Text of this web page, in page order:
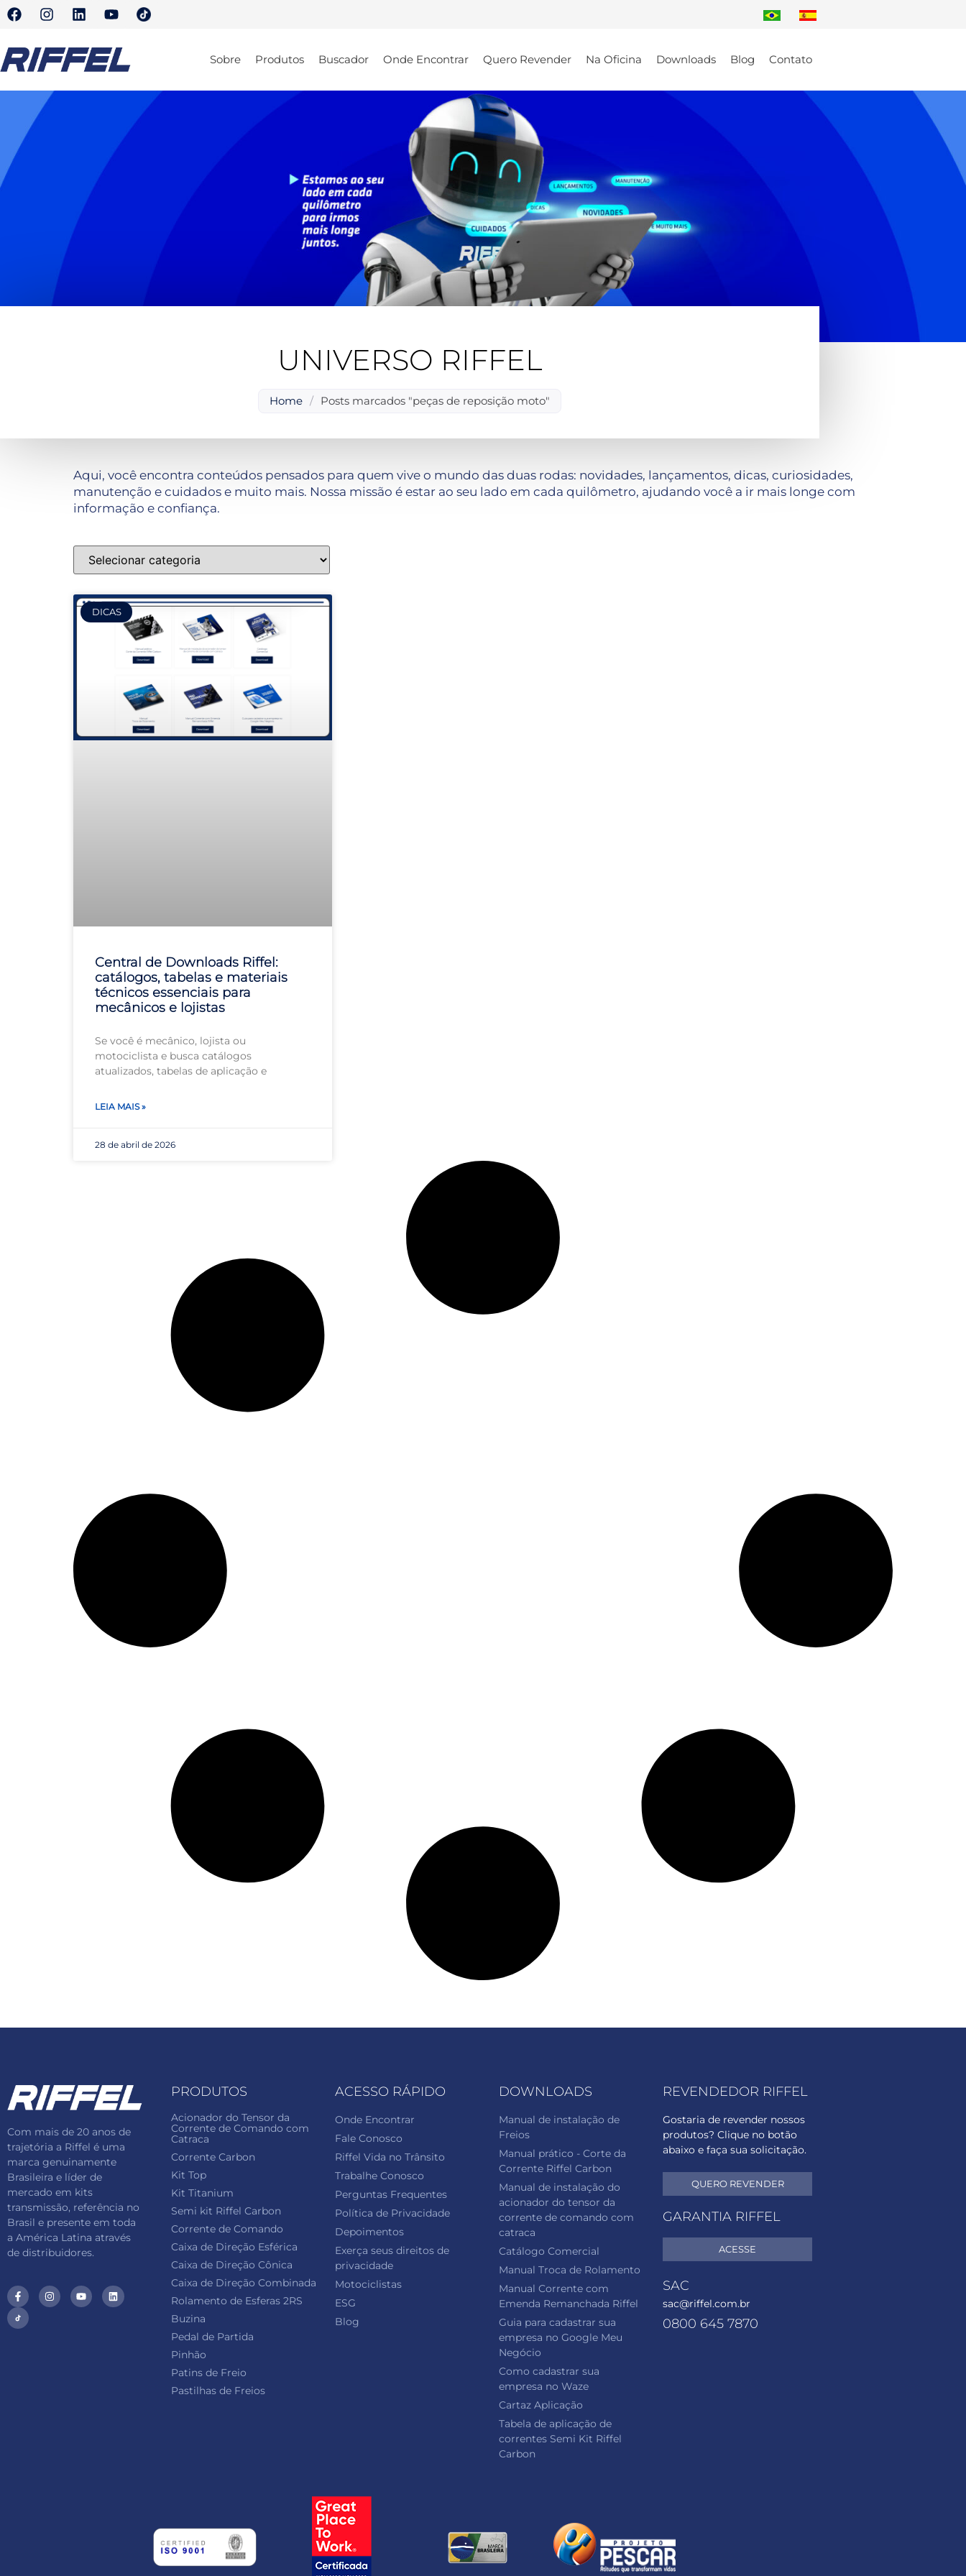
Sobre Produtos Buscador Onde Encontrar Quero Revender Na Oficina Downloads Blog Contato
UNIVERSO RIFFEL
Home / Posts marcados "peças de reposição moto"
Aqui, você encontra conteúdos pensados para quem vive o mundo das duas rodas: novidades, lançamentos, dicas, curiosidades,
manutenção e cuidados e muito mais. Nossa missão é estar ao seu lado em cada quilômetro, ajudando você a ir mais longe com
informação e confiança.
DICAS
Central de Downloads Riffel:
catálogos, tabelas e materiais
técnicos essenciais para
mecânicos e lojistas
Se você é mecânico, lojista ou
motociclista e busca catálogos
atualizados, tabelas de aplicação e
LEIA MAIS »
28 de abril de 2026
Com mais de 20 anos de
trajetória a Riffel é uma
marca genuinamente
Brasileira e líder de
mercado em kits
transmissão, referência no
Brasil e presente em toda
a América Latina através
de distribuidores.
PRODUTOS
Acionador do Tensor da
Corrente de Comando com
Catraca
Corrente Carbon
Kit Top
Kit Titanium
Semi kit Riffel Carbon
Corrente de Comando
Caixa de Direção Esférica
Caixa de Direção Cônica
Caixa de Direção Combinada
Rolamento de Esferas 2RS
Buzina
Pedal de Partida
Pinhão
Patins de Freio
Pastilhas de Freios
ACESSO RÁPIDO
Onde Encontrar
Fale Conosco
Riffel Vida no Trânsito
Trabalhe Conosco
Perguntas Frequentes
Política de Privacidade
Depoimentos
Exerça seus direitos de
privacidade
Motociclistas
ESG
Blog
DOWNLOADS
Manual de instalação de
Freios
Manual prático - Corte da
Corrente Riffel Carbon
Manual de instalação do
acionador do tensor da
corrente de comando com
catraca
Catálogo Comercial
Manual Troca de Rolamento
Manual Corrente com
Emenda Remanchada Riffel
Guia para cadastrar sua
empresa no Google Meu
Negócio
Como cadastrar sua
empresa no Waze
Cartaz Aplicação
Tabela de aplicação de
correntes Semi Kit Riffel
Carbon
REVENDEDOR RIFFEL
Gostaria de revender nossos
produtos? Clique no botão
abaixo e faça sua solicitação.
QUERO REVENDER
GARANTIA RIFFEL
ACESSE
SAC
sac@riffel.com.br
0800 645 7870